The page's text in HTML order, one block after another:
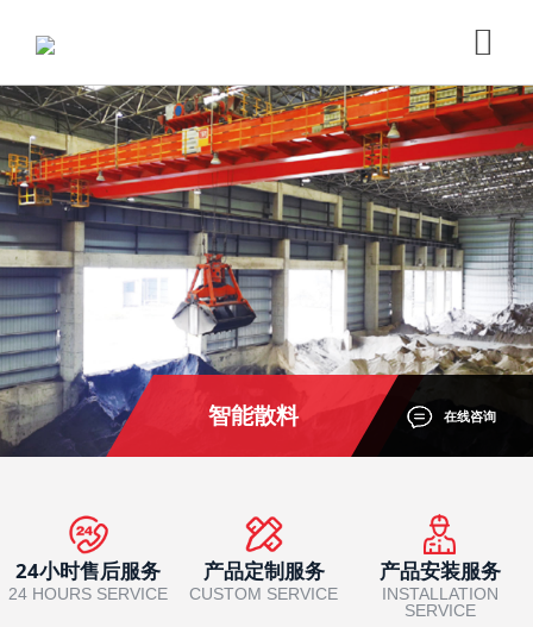
智能散料 在线咨询
24小时售后服务
24 HOURS SERVICE
产品定制服务
CUSTOM SERVICE
产品安装服务
INSTALLATION
SERVICE